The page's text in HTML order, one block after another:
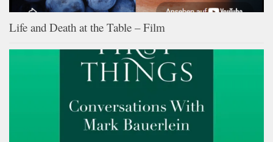
Life and Death at the Table – Film